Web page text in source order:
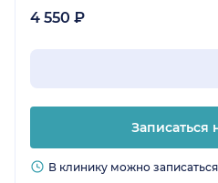
4 550 ₽
Записаться
В клинику можно